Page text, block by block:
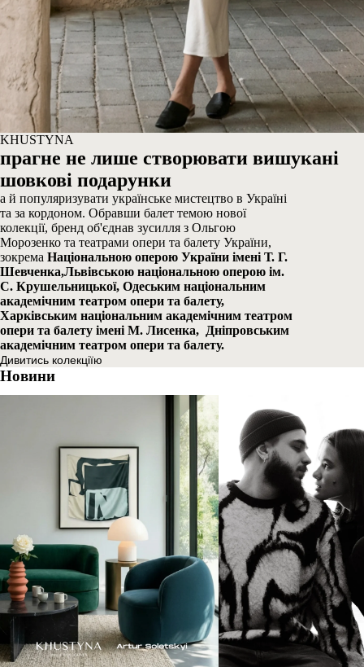
KHUSTYNA
прагне не лише створювати вишукані
шовкові подарунки
а й популяризувати українське мистецтво в Україні
та за кордоном. Обравши балет темою нової
колекції, бренд об'єднав зусилля з Ольгою
Морозенко та театрами опери та балету України,
зокрема Національною оперою України імені Т. Г.
Шевченка,Львівською національною оперою ім.
С. Крушельницької, Одеським національним
академічним театром опери та балету,
Харківським національним академічним театром
опери та балету імені М. Лисенка, Дніпровським
академічним театром опери та балету.
Дивитись колекціїю
Новини
художник Артур
музу та колекцію хустин
закоханих